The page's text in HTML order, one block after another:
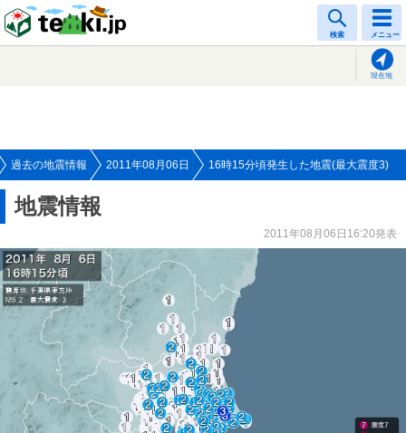
検索 メニュー
現在地
過去の地震情報 2011年08月06日 16時15分頃発生した地震(最大震度3)
地震情報
2011年08月06日16:20発表